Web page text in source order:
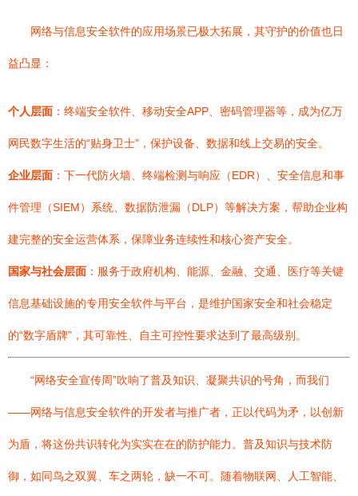
网络与信息安全软件的应用场景已极大拓展，其守护的价值也日
益凸显：
个人层面 ：终端安全软件、移动安全APP、密码管理器等，成为亿万
网民数字生活的“贴身卫士”，保护设备、数据和线上交易的安全。
企业层面 ：下一代防火墙、终端检测与响应（EDR）、安全信息和事
件管理（SIEM）系统、数据防泄漏（DLP）等解决方案，帮助企业构
建完整的安全运营体系，保障业务连续性和核心资产安全。
国家与社会层面 ：服务于政府机构、能源、金融、交通、医疗等关键
信息基础设施的专用安全软件与平台，是维护国家安全和社会稳定
的“数字盾牌”，其可靠性、自主可控性要求达到了最高级别。
“网络安全宣传周”吹响了普及知识、凝聚共识的号角，而我们
——网络与信息安全软件的开发者与推广者，正以代码为矛，以创新
为盾，将这份共识转化为实实在在的防护能力。普及知识与技术防
御，如同鸟之双翼、车之两轮，缺一不可。随着物联网、人工智能、